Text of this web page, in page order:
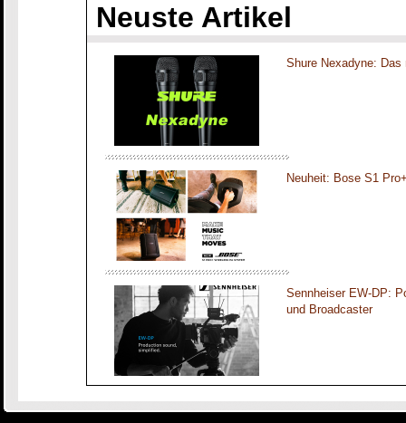
Neuste Artikel
Shure Nexadyne:
Neuheit: Bose S1
Sennheiser EW-DP:
und Broadcaster